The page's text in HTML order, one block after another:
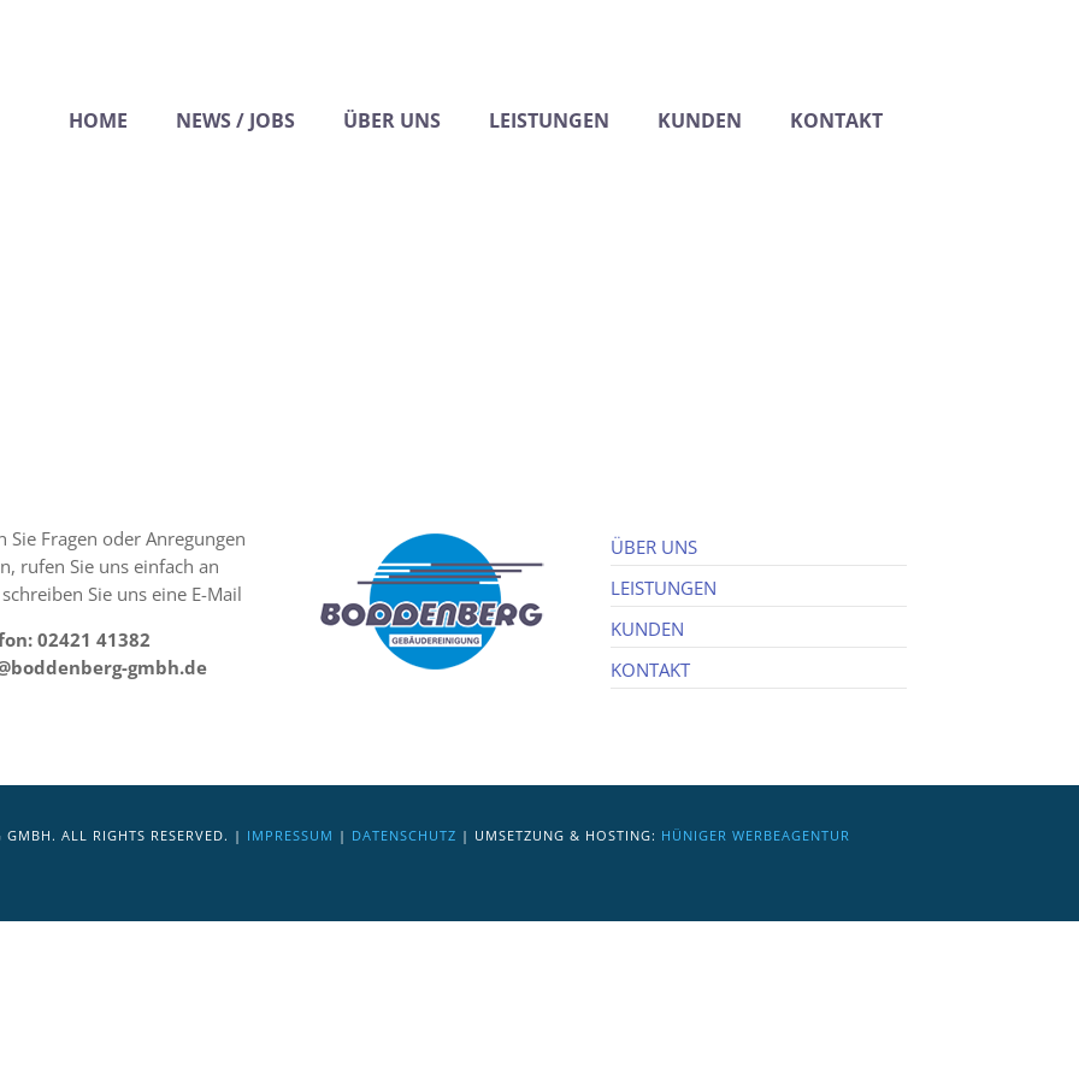
HOME NEWS / JOBS ÜBER UNS LEISTUNGEN KUNDEN KONTAKT
Sie Fragen oder Anregungen
rufen Sie uns einfach an
Sie uns eine E-Mail
02421 41382
gmbh.de
ÜBER UNS
LEISTUNGEN
KUNDEN
KONTAKT
ALL RIGHTS RESERVED. | IMPRESSUM | DATENSCHUTZ | UMSETZUNG & HOSTING: HÜNIGER WERBEAGENTUR